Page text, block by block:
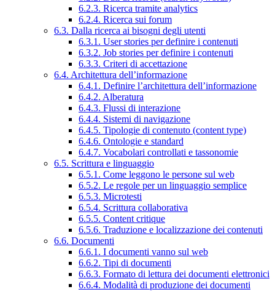
6.2.3. Ricerca tramite analytics
6.2.4. Ricerca sui forum
6.3. Dalla ricerca ai bisogni degli utenti
6.3.1. User stories per definire i contenuti
6.3.2. Job stories per definire i contenuti
6.3.3. Criteri di accettazione
6.4. Architettura dell’informazione
6.4.1. Definire l’architettura dell’informazione
6.4.2. Alberatura
6.4.3. Flussi di interazione
6.4.4. Sistemi di navigazione
6.4.5. Tipologie di contenuto (content type)
6.4.6. Ontologie e standard
6.4.7. Vocabolari controllati e tassonomie
6.5. Scrittura e linguaggio
6.5.1. Come leggono le persone sul web
6.5.2. Le regole per un linguaggio semplice
6.5.3. Microtesti
6.5.4. Scrittura collaborativa
6.5.5. Content critique
6.5.6. Traduzione e localizzazione dei contenuti
6.6. Documenti
6.6.1. I documenti vanno sul web
6.6.2. Tipi di documenti
6.6.3. Formato di lettura dei documenti elettronici
6.6.4. Modalità di produzione dei documenti